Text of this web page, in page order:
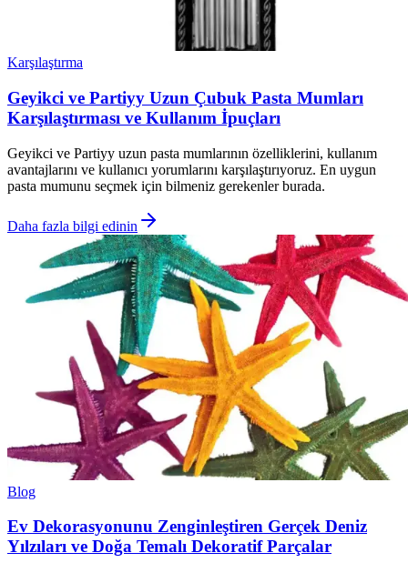
Karşılaştırma
Geyikci ve Partiyy Uzun Çubuk Pasta Mumları
Karşılaştırması ve Kullanım İpuçları
Geyikci ve Partiyy uzun pasta mumlarının özelliklerini, kullanım
avantajlarını ve kullanıcı yorumlarını karşılaştırıyoruz. En uygun
pasta mumunu seçmek için bilmeniz gerekenler burada.
Daha fazla bilgi edinin
Blog
Ev Dekorasyonunu Zenginleştiren Gerçek Deniz
Yılzıları ve Doğa Temalı Dekoratif Parçalar